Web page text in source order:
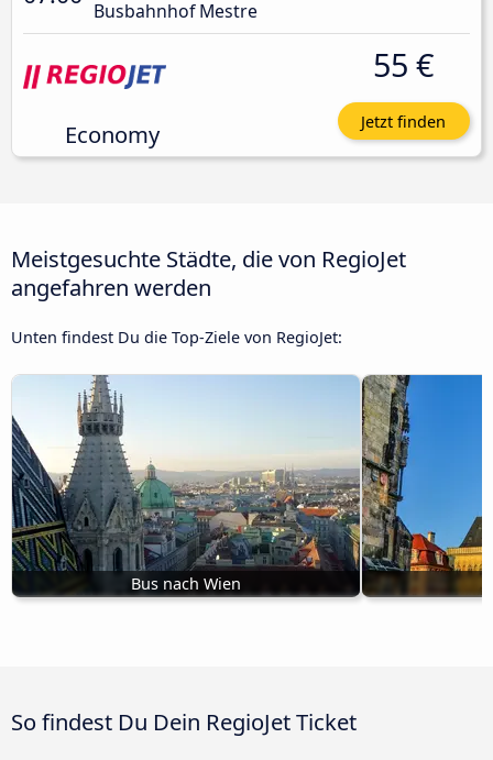
Busbahnhof Mestre
Economy
55 €
Jetzt finden
Meistgesuchte Städte, die von RegioJet
angefahren werden
Unten findest Du die Top-Ziele von RegioJet:
Bus nach Wien
So findest Du Dein RegioJet Ticket